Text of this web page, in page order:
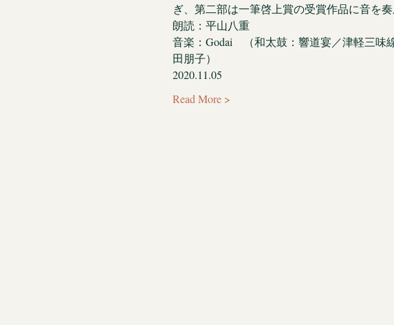
ぎ、第二部は一筆啓上賞の受賞作品に音を
朗読：平山八重
音楽：Godai　（和太鼓：響道宴／津軽三
田朋子）
2020.11.05
Read More >